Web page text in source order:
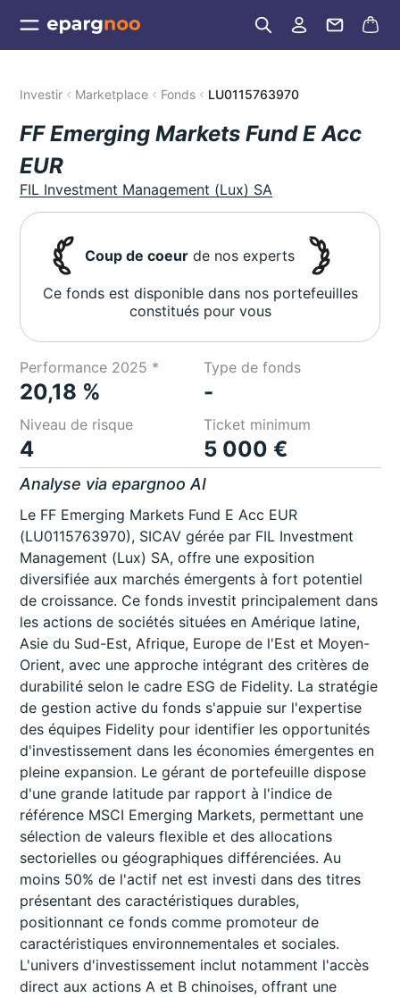
Investir Marketplace Fonds LU0115763970
FF Emerging Markets Fund E Acc
EUR
FIL Investment Management (Lux) SA
Coup de coeur de nos experts
Ce fonds est disponible dans nos portefeuilles
constitués pour vous
Performance 2025 *
20,18 %
Type de fonds
-
Niveau de risque
4
Ticket minimum
5 000 €
Analyse via epargnoo AI
Le FF Emerging Markets Fund E Acc EUR
(LU0115763970), SICAV gérée par FIL Investment
Management (Lux) SA, offre une exposition
diversifiée aux marchés émergents à fort potentiel
de croissance. Ce fonds investit principalement dans
les actions de sociétés situées en Amérique latine,
Asie du Sud-Est, Afrique, Europe de l'Est et Moyen-
Orient, avec une approche intégrant des critères de
durabilité selon le cadre ESG de Fidelity. La stratégie
de gestion active du fonds s'appuie sur l'expertise
des équipes Fidelity pour identifier les opportunités
d'investissement dans les économies émergentes en
pleine expansion. Le gérant de portefeuille dispose
d'une grande latitude par rapport à l'indice de
référence MSCI Emerging Markets, permettant une
sélection de valeurs flexible et des allocations
sectorielles ou géographiques différenciées. Au
moins 50% de l'actif net est investi dans des titres
présentant des caractéristiques durables,
positionnant ce fonds comme promoteur de
caractéristiques environnementales et sociales.
L'univers d'investissement inclut notamment l'accès
direct aux actions A et B chinoises, offrant une